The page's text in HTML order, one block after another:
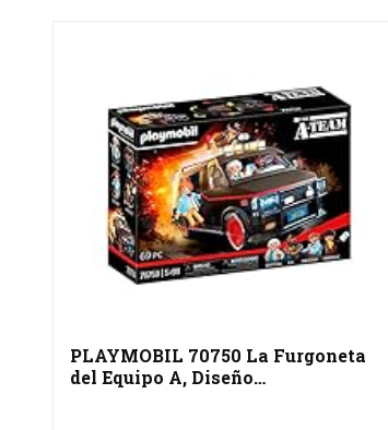
PLAYMOBIL 70750 La Furgoneta
del Equipo A, Diseño…